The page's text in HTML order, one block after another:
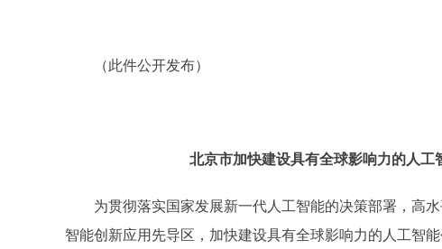
（此件公开发布）
北京市加快建设具有全球影响力的人工
为贯彻落实国家发展新一代人工智能的决策部署，高水
智能创新应用先导区，加快建设具有全球影响力的人工智